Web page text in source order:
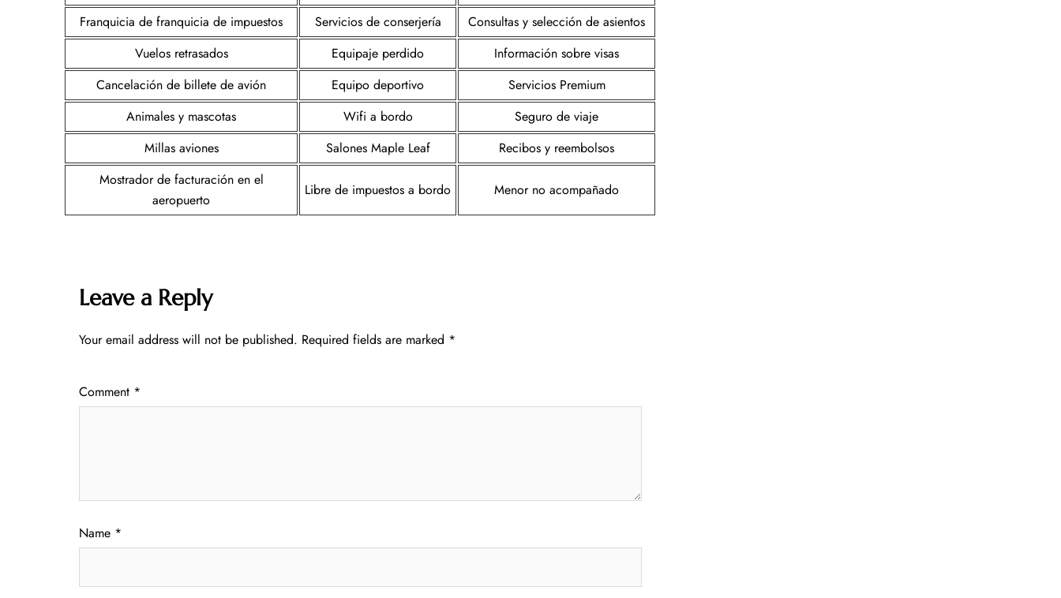
Franquicia de franquicia de impuestos
Servicios de conserjería
Consultas y selección de asientos
Vuelos retrasados
Equipaje perdido
Información sobre visas
Cancelación de billete de avión
Equipo deportivo
Servicios Premium
Animales y mascotas
Wifi a bordo
Seguro de viaje
Millas aviones
Salones Maple Leaf
Recibos y reembolsos
Mostrador de facturación en el
aeropuerto
Libre de impuestos a bordo Menor no acompañado
Leave a Reply
Your email address will not be published. Required fields are marked *
Comment *
Name *